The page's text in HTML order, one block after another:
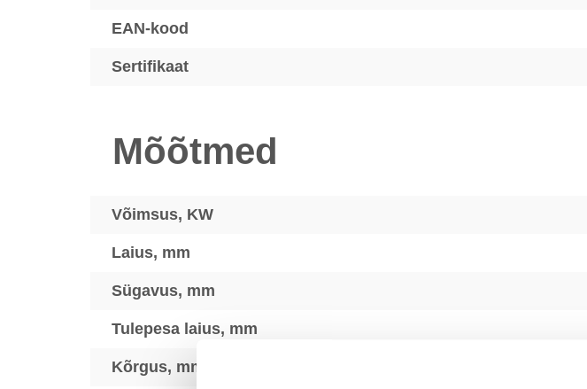
EAN-kood
Sertifikaat
Mõõtmed
Võimsus, KW
Laius, mm
Sügavus, mm
Tulepesa laius, mm
Kõrgus, mm